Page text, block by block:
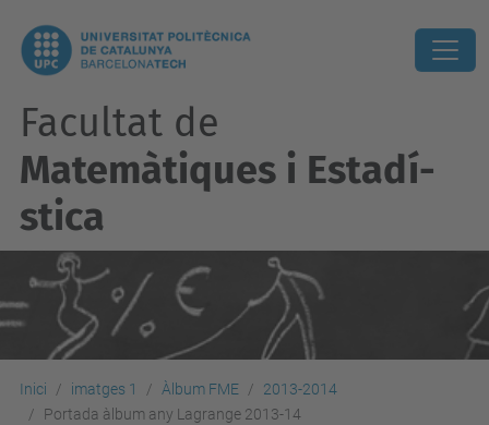
Facultat de
Matemàtiques i Estadí­
stica
Inici imatges 1 Àlbum FME
2013-2014
Portada àlbum any Lagrange 2013-14